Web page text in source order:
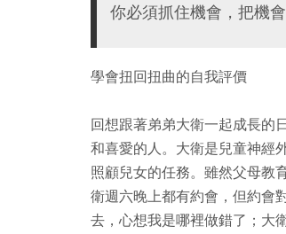
你必須抓住機會，把機
學會扭回扭曲的自我評價
回想跟著弟弟大衛一起成長的
和喜愛的人。大衛是兒童神經
照顧兒女的任務。雖然父母教
衛週六晚上都有約會，但約會
去，心想我是哪裡做錯了；大